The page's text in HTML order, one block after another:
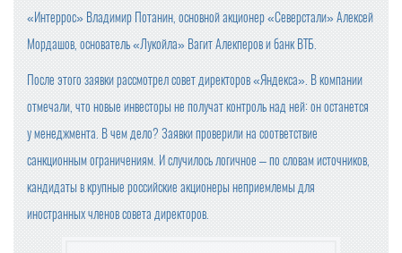
С 1 ЯНВАРЯ СУЩЕСТВЕННО ПОДОРОЖАЕТ АЛКОГОЛЬ
ГОДОВАЯ ИНФЛЯЦИЯ В НОЯБРЕ УСКОРИЛАСЬ
ГРЕЧКА, ЧАЙ И САХАР ПОДЕШЕВЕЛИ В НОЯБРЕ
ВСЕМИРНАЯ РАСПРОДАЖА: КАК 11.11 СТАЛ ДНЕМ ШО
ПИНГА?
«Интеррос» Владимир Потанин, основной акционер «Северстали» Алексей
Мордашов, основатель «Лукойла» Вагит Алекперов и банк ВТБ.
После этого заявки рассмотрел совет директоров «Яндекса». В компании
отмечали, что новые инвесторы не получат контроль над ней: он останется
у менеджмента. В чем дело? Заявки проверили на соответствие
санкционным ограничениям. И случилось логичное – по словам источников,
кандидаты в крупные российские акционеры неприемлемы для
иностранных членов совета директоров.